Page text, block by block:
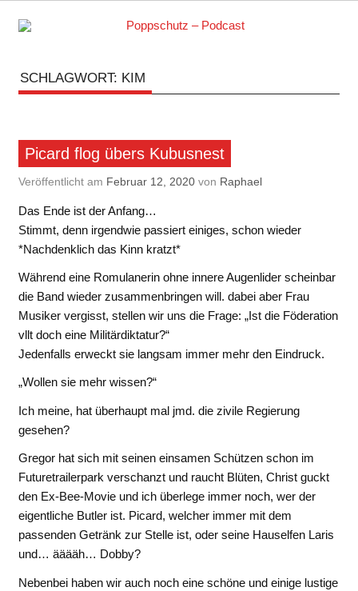
Skip
contentPodcasts zu Ihrem Vergnügen
SCHLAGWORT: KIM
Picard flog übers Kubusnest
Veröffentlicht am Februar 12, 2020von Raphael
Das Ende ist der Anfang…
Stimmt, denn irgendwie passiert einiges, schon wieder
*Nachdenklich das Kinn kratzt*
Während eine Romulanerin ohne innere Augenlider scheinbar
die Band wieder zusammenbringen will. dabei aber Frau
Musiker vergisst, stellen wir uns die Frage: „Ist die Föderation
vllt doch eine Militärdiktatur?“
Jedenfalls erweckt sie langsam immer mehr den Eindruck.
„Wollen sie mehr wissen?“
Ich meine, hat überhaupt mal jmd. die zivile Regierung
gesehen?
Gregor hat sich mit seinen einsamen Schützen schon im
Futuretrailerpark verschanzt und raucht Blüten, Christ guckt
den Ex-Bee-Movie und ich überlege immer noch, wer der
eigentliche Butler ist. Picard, welcher immer mit dem
passenden Getränk zur Stelle ist, oder seine Hauselfen Laris
und… ääääh… Dobby?
Nebenbei haben wir auch noch eine schöne und einige lustige